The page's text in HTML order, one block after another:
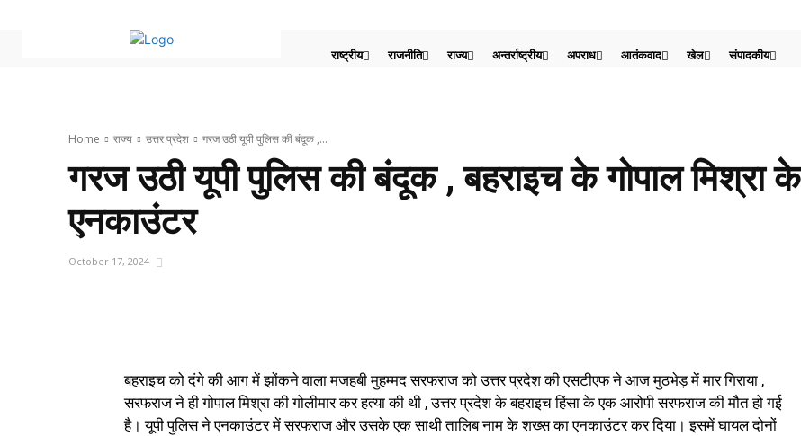
राष्ट्रीय राजनीति राज्य अन्तर्राष्ट्रीय अपराध आतंकवाद खेल संपादकीय
Home राज्य उत्तर प्रदेश गरज उठी यूपी पुलिस की बंदूक ,...
गरज उठी यूपी पुलिस की बंदूक , बहराइच के गोपाल मिश्रा
एनकाउंटर
October 17, 2024
बहराइच को दंगे की आग में झोंकने वाला मजहबी मुहम्मद सरफराज को उत्तर प्रदेश की एसटीएफ ने आज मुठभेड़ में मार गिराया ,
सरफराज ने ही गोपाल मिश्रा की गोलीमार कर हत्या की थी , उत्तर प्रदेश के बहराइच हिंसा के एक आरोपी सरफराज की मौत हो गई
है। यूपी पुलिस ने एनकाउंटर में सरफराज और उसके एक साथी तालिब नाम के शख्स का एनकाउंटर कर दिया। इसमें घायल दोनों